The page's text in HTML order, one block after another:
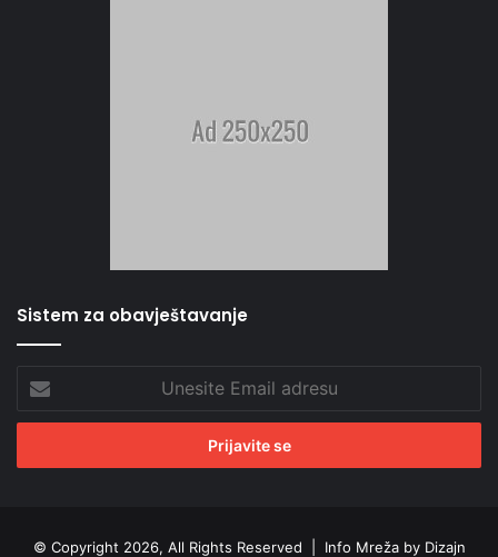
Sistem za obavještavanje
Email
adresu
© Copyright 2026, All Rights Reserved | Info Mreža by Dizajn